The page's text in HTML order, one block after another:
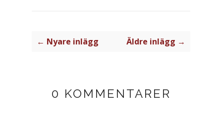
← Nyare inlägg Äldre inlägg →
0 KOMMENTARER